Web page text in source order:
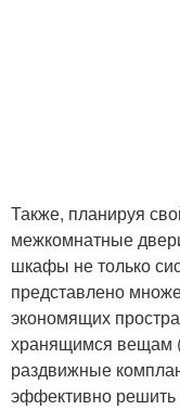
Также, планируя
межкомнатные
шкафы не только
представлено
экономящих
хранящимся вещам
раздвижные
эффективно решить